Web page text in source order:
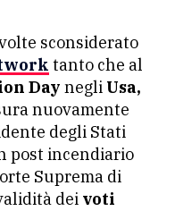
tanto che al
Day negli Usa,
nuovamente
degli Stati
post incendiario
Suprema di
dei voti